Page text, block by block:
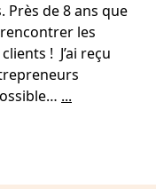
de 8 ans que
les
! J’ai reçu
...